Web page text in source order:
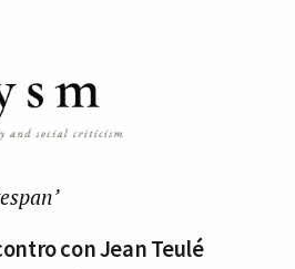
con Jean Teulé